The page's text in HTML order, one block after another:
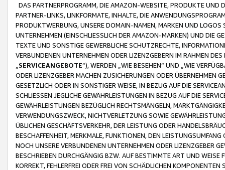
DAS PARTNERPROGRAMM, DIE AMAZON-WEBSITE, PRODUKTE UND
PARTNER-LINKS, LINKFORMATE, INHALTE, DIE
PRODUKTWERBUNG, UNSERE DOMAIN-NAMEN, MARKEN UND
UNTERNEHMEN (EINSCHLIESSLICH DER AMAZON-MARKEN) UND DIE
TEXTE UND SONSTIGE GEWERBLICHE SCHUTZRECHTE,
VERBUNDENEN UNTERNEHMEN ODER LIZENZGEBERN IM RAHMEN
SERVICEANGEBOTE“), WERDEN „WIE BESEHEN“ UND „WIE
ODER LIZENZGEBER MACHEN ZUSICHERUNGEN ODER ÜBERNEHMEN
GESETZLICH ODER IN SONSTIGER WEISE, IN BEZUG AUF DIE
SCHLIESSEN JEGLICHE GEWÄHRLEISTUNGEN IN BEZUG AUF DIE
GEWÄHRLEISTUNGEN BEZÜGLICH RECHTSMÄNGELN,
VERWENDUNGSZWECK, NICHTVERLETZUNG SOWIE
ÜBLICHEN GESCHÄFTSVERKEHR, DER LEISTUNG ODER
BESCHAFFENHEIT, MERKMALE, FUNKTIONEN, DEN
NOCH UNSERE VERBUNDENEN UNTERNEHMEN ODER LIZENZGEBER
BESCHRIEBEN DURCHGÄNGIG BZW. AUF BESTIMMTE ART UND
KORREKT, FEHLERFREI ODER FREI VON SCHÄDLICHEN